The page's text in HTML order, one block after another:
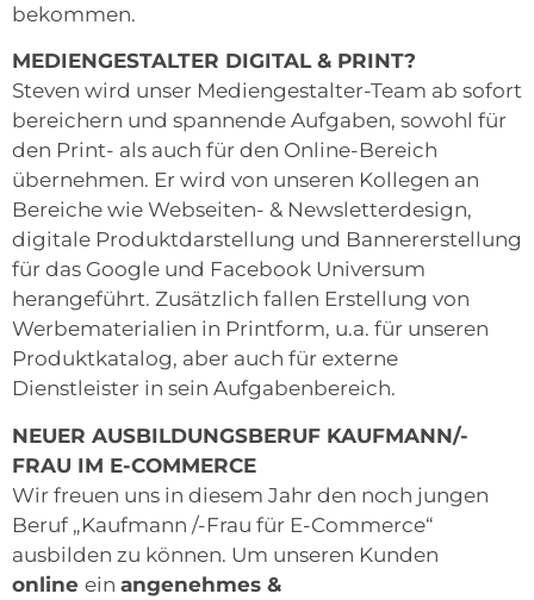
bekommen.
MEDIENGESTALTER DIGITAL & PRINT?
Steven wird unser Mediengestalter-Team ab sofort
bereichern und spannende Aufgaben, sowohl für
den Print- als auch für den Online-Bereich
übernehmen. Er wird von unseren Kollegen an
Bereiche wie Webseiten- & Newsletterdesign,
digitale Produktdarstellung und Bannererstellung
für das Google und Facebook Universum
herangeführt. Zusätzlich fallen Erstellung von
Werbematerialien in Printform, u.a. für unseren
Produktkatalog, aber auch für externe
Dienstleister in sein Aufgabenbereich.
NEUER AUSBILDUNGSBERUF KAUFMANN/-
FRAU IM E-COMMERCE
Wir freuen uns in diesem Jahr den noch jungen
Beruf „Kaufmann /-Frau für E-Commerce“
ausbilden zu können. Um unseren Kunden
online ein angenehmes &